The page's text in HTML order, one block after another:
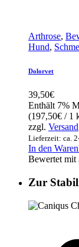
Arthrose,
Hund,
Dolorvet
39,50€
Enthält 7%
(197,50€ / 1
zzgl. Versand
Lieferzeit: ca.
In den
Bewertet mit
Zur